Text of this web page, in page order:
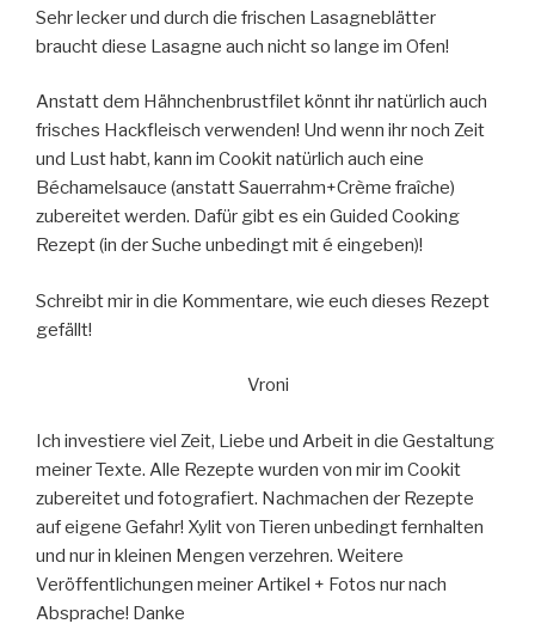
Sehr lecker und durch die frischen Lasagneblätter
braucht diese Lasagne auch nicht so lange im Ofen!
Anstatt dem Hähnchenbrustfilet könnt ihr natürlich auch
frisches Hackfleisch verwenden! Und wenn ihr noch Zeit
und Lust habt, kann im Cookit natürlich auch eine
Béchamelsauce (anstatt Sauerrahm+Crème fraîche)
zubereitet werden. Dafür gibt es ein Guided Cooking
Rezept (in der Suche unbedingt mit é eingeben)!
Schreibt mir in die Kommentare, wie euch dieses Rezept
gefällt!
Vroni
Ich investiere viel Zeit, Liebe und Arbeit in die Gestaltung
meiner Texte. Alle Rezepte wurden von mir im Cookit
zubereitet und fotografiert. Nachmachen der Rezepte
auf eigene Gefahr! Xylit von Tieren unbedingt fernhalten
und nur in kleinen Mengen verzehren. Weitere
Veröffentlichungen meiner Artikel + Fotos nur nach
Absprache! Danke